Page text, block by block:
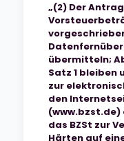
„(2) Der
übermitteln;
Satz 1
zur
den
das BZSt zur
Härten auf